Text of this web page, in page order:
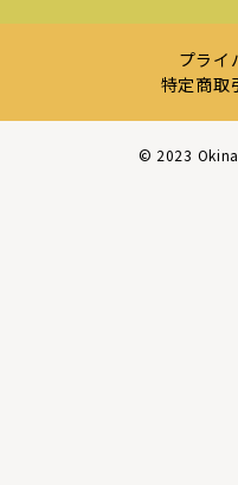
プライ
特定商取
©︎ 2023